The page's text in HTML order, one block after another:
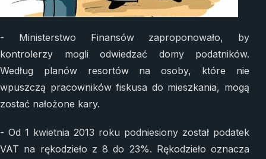
- Ministerstwo Finansów zaproponowało, by
kontrolerzy mogli odwiedzać domy podatników.
Według planów resortów na osoby, które nie
wpuszczą pracowników fiskusa do mieszkania, mogą
zostać nałożone kary.
- Od 1 kwietnia 2013 roku podniesiony został podatek
VAT na rękodzieło z 8 do 23%. Rękodzieło oznacza